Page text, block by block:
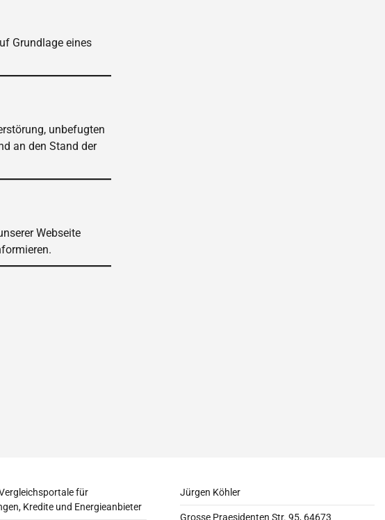
Grundlage eines
unbefugten
an den Stand der
Webseite
für
Kredite und Energieanbieter
Jürgen Köhler
Grosse Praesidenten Str. 95, 64673